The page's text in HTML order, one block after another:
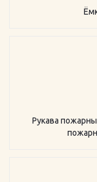
Рукава